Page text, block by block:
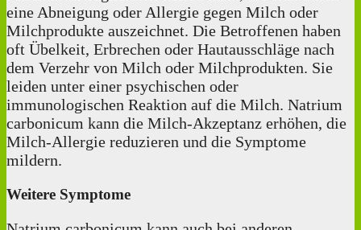
eine Abneigung oder Allergie gegen Milch oder
Milchprodukte auszeichnet. Die Betroffenen haben
oft Übelkeit, Erbrechen oder Hautausschläge nach
dem Verzehr von Milch oder Milchprodukten. Sie
leiden unter einer psychischen oder
immunologischen Reaktion auf die Milch. Natrium
carbonicum kann die Milch-Akzeptanz erhöhen, die
Milch-Allergie reduzieren und die Symptome
mildern.
Weitere Symptome